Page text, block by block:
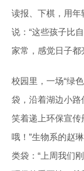
读报、下棋，用年
说：“这些孩子比
家常，感觉日子都
校园里，一场“绿
袋，沿着湖边小
笑着递上环保宣传
哦！”生物系的赵
类袋：“上周我们